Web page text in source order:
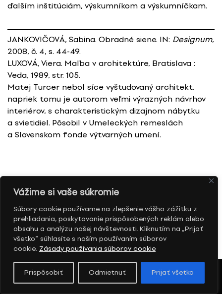
Vážime si vaše súkromie
Súbory cookie používame na zlepšenie vášho zážitku z
prehliadania, poskytovanie prispôsobených reklám alebo
obsahu a analýzu našej návštevnosti. Kliknutím na „Prijať
všetko“ súhlasíte s naším používaním súborov
cookie. Zásady používania súborov cookie
Prispôsobiť Odmietnuť Prijať všetko
ďalším inštitúciám, výskumníkom a výskumníčkam.
JANKOVIČOVÁ, Sabina. Obradné siene. IN: Designum,
2008, č. 4, s. 44-49.
LUXOVÁ, Viera. Maľba v architektúre, Bratislava :
Veda, 1989, str. 105.
Matej Turcer nebol síce vyštudovaný architekt,
napriek tomu je autorom veľmi výrazných návrhov
interiérov, s charakteristickým dizajnom nábytku
a svietidiel. Pôsobil v Umeleckých remeslách
a Slovenskom fonde výtvarných umení.
Súvisiace diela